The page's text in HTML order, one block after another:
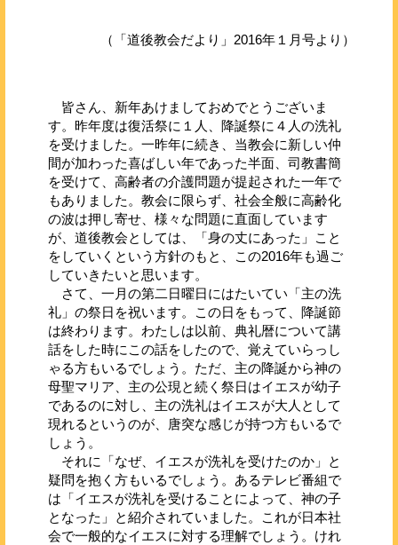
（「道後教会だより」2016年１月号より）
皆さん、新年あけましておめでとうございま
す。昨年度は復活祭に１人、降誕祭に４人の洗礼
を受けました。一昨年に続き、当教会に新しい仲
間が加わった喜ばしい年であった半面、司教書簡
を受けて、高齢者の介護問題が提起された一年で
もありました。教会に限らず、社会全般に高齢化
の波は押し寄せ、様々な問題に直面しています
が、道後教会としては、「身の丈にあった」こと
をしていくという方針のもと、この2016年も過ご
していきたいと思います。
さて、一月の第二日曜日にはたいてい「主の洗
礼」の祭日を祝います。この日をもって、降誕節
は終わります。わたしは以前、典礼暦について講
話をした時にこの話をしたので、覚えていらっし
ゃる方もいるでしょう。ただ、主の降誕から神の
母聖マリア、主の公現と続く祭日はイエスが幼子
であるのに対し、主の洗礼はイエスが大人として
現れるというのが、唐突な感じが持つ方もいるで
しょう。
それに「なぜ、イエスが洗礼を受けたのか」と
疑問を抱く方もいるでしょう。あるテレビ番組で
は「イエスが洗礼を受けることによって、神の子
となった」と紹介されていました。これが日本社
会で一般的なイエスに対する理解でしょう。けれ